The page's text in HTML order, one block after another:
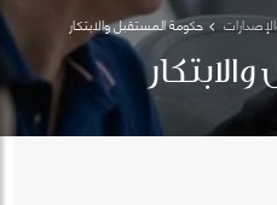
حكومة المستقبل والابتكار